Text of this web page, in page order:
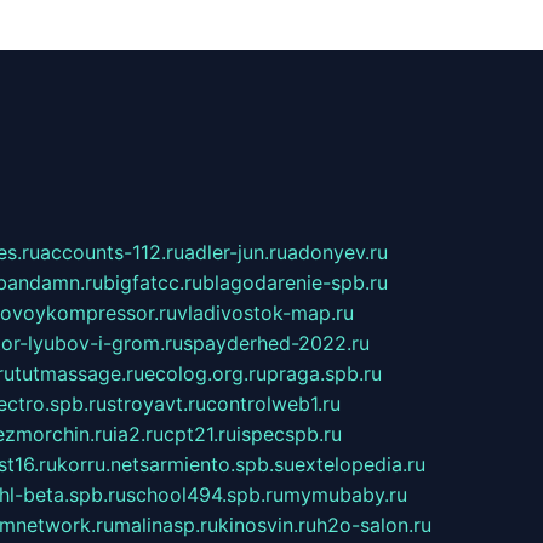
accounts-112.ruadler-jun.ruadonyev.ru
bigfatcc.rublagodarenie-spb.ru
vladivostok-map.ru
lyubov-i-grom.ruspayderhed-2022.ru
tutmassage.ruecolog.org.rupraga.spb.ru
stroyavt.rucontrolweb1.ru
ia2.rucpt21.ruispecspb.ru
korru.netsarmiento.spb.suextelopedia.ru
hl-beta.spb.ruschool494.spb.rumymubaby.ru
malinasp.rukinosvin.ruh2o-salon.ru